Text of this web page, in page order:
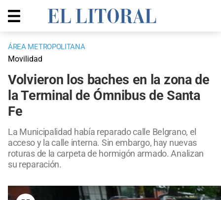
ÁREA METROPOLITANA
Movilidad
Volvieron los baches en la zona de
la Terminal de Ómnibus de Santa
Fe
La Municipalidad había reparado calle Belgrano, el
acceso y la calle interna. Sin embargo, hay nuevas
roturas de la carpeta de hormigón armado. Analizan
su reparación.